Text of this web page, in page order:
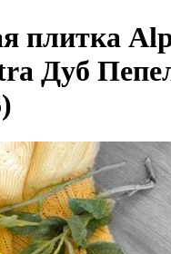
плитка
Дуб